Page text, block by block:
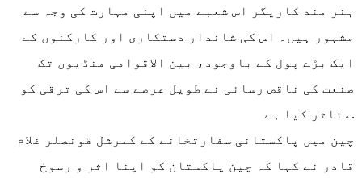
ہنر مند کاریگر اس شعبے میں اپنی مہارت کی وجہ سے
مشہور ہیں۔ اس کی شاندار دستکاری اور کارکنوں کے
ایک بڑے پول کے باوجود، بین الاقوامی منڈیوں تک
صنعت کی ناقص رسائی نے طویل عرصے سے اس کی ترقی کو
متاثر کیا ہے.
چین میں پاکستانی سفارتخانے کے کمرشل قونصلر غلام
قادر نے کہا کہ چین پاکستان کو اپنا اثر و رسوخ